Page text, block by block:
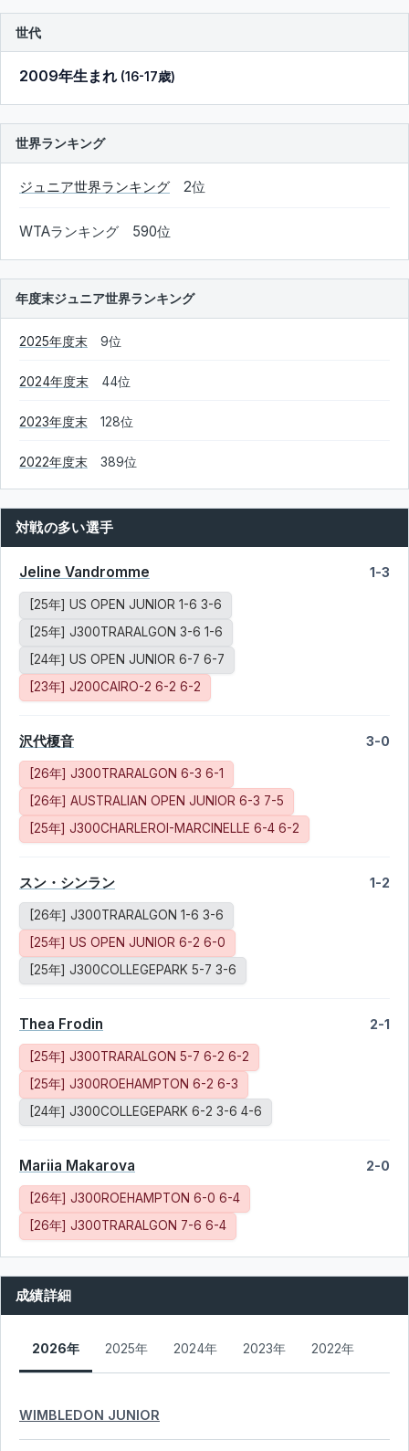
世代
2009年生まれ (16-17歳)
世界ランキング
ジュニア世界ランキング 2位
WTAランキング 590位
年度末ジュニア世界ランキング
2025年度末 9位
2024年度末 44位
2023年度末 128位
2022年度末 389位
対戦の多い選手
Jeline Vandromme 1-3
[25年] US OPEN JUNIOR 1-6 3-6
[25年] J300TRARALGON 3-6 1-6
[24年] US OPEN JUNIOR 6-7 6-7
[23年] J200CAIRO-2 6-2 6-2
沢代榎音 3-0
[26年] J300TRARALGON 6-3 6-1
[26年] AUSTRALIAN OPEN JUNIOR 6-3 7-5
[25年] J300CHARLEROI-MARCINELLE 6-4 6-2
スン・シンラン 1-2
[26年] J300TRARALGON 1-6 3-6
[25年] US OPEN JUNIOR 6-2 6-0
[25年] J300COLLEGEPARK 5-7 3-6
Thea Frodin 2-1
[25年] J300TRARALGON 5-7 6-2 6-2
[25年] J300ROEHAMPTON 6-2 6-3
[24年] J300COLLEGEPARK 6-2 3-6 4-6
Mariia Makarova 2-0
[26年] J300ROEHAMPTON 6-0 6-4
[26年] J300TRARALGON 7-6 6-4
成績詳細
2026年 2025年 2024年 2023年 2022年
WIMBLEDON JUNIOR